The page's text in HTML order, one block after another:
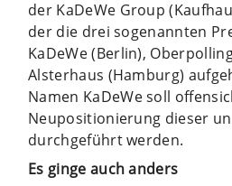
der KaDeWe Group
der die drei sogenannten
KaDeWe (Berlin),
Alsterhaus (Hamburg)
Namen KaDeWe soll
Neupositionierung dieser
durchgeführt werden.
Es ginge auch anders